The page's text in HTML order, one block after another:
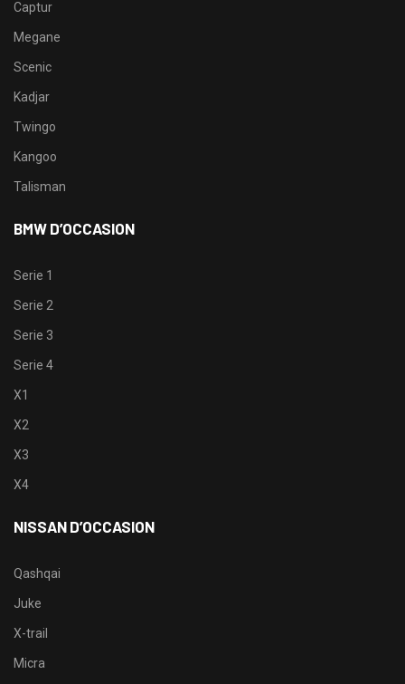
Captur
Megane
Scenic
Kadjar
Twingo
Kangoo
Talisman
BMW D’OCCASION
Serie 1
Serie 2
Serie 3
Serie 4
X1
X2
X3
X4
NISSAN D’OCCASION
Qashqai
Juke
X-trail
Micra